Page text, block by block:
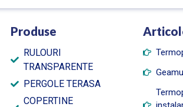
Produse
RULOURI
TRANSPARENTE
PERGOLE TERASA
COPERTINE